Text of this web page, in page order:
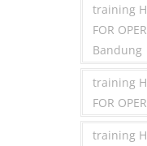
training
FOR
Bandung
training
FOR
training